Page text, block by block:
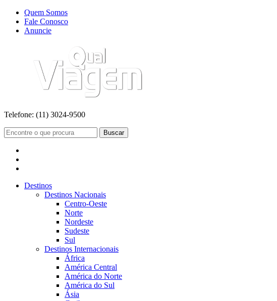
Quem Somos
Fale Conosco
Anuncie
Telefone: (11) 3024-9500
Buscar
Destinos
Destinos Nacionais
Centro-Oeste
Norte
Nordeste
Sudeste
Sul
Destinos Internacionais
África
América Central
América do Norte
América do Sul
Ásia